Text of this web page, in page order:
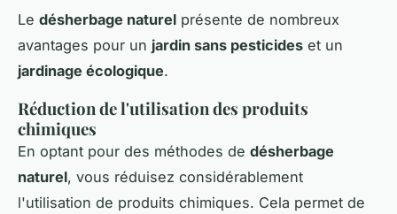
Le désherbage naturel présente de nombreux
avantages pour un jardin sans pesticides et un
jardinage écologique.
Réduction de l'utilisation des produits
chimiques
En optant pour des méthodes de désherbage
naturel, vous réduisez considérablement
l'utilisation de produits chimiques. Cela permet de